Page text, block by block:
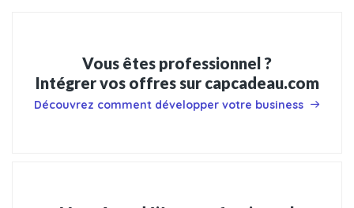
Vous êtes professionnel ?
Intégrer vos offres sur capcadeau.com
Découvrez comment développer votre business